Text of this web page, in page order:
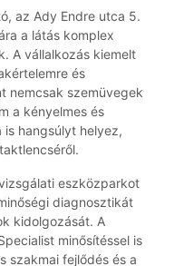
az Ady Endre utca 5.
a látás komplex
A vállalkozás kiemelt
és
nemcsak szemüvegek
a kényelmes és
hangsúlyt helyez,
eszközparkot
diagnosztikát
kidolgozását. A
minősítéssel is
szakmai fejlődés és a